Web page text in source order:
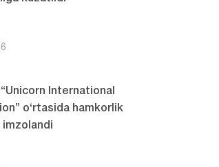
“Unicorn International
o‘rtasida hamkorlik